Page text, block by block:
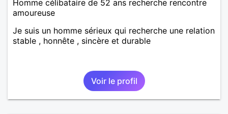
Homme célibataire de 52 ans recherche rencontre
amoureuse
Je suis un homme sérieux qui recherche une relation
stable , honnête , sincère et durable
Voir le profil